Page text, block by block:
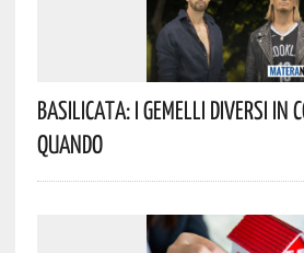
Basilicata: I Gemelli DiVersi In
Quando